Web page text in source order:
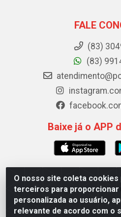
O nosso site coleta cookies
terceiros para proporcionar
personalizada ao usuário,
relevante de acordo com o
FALE
(83)
(83)
Baixe já o APP
Polybalas - Rua João Miguel
Ernesto Geisel, João Pessoa/
00.909.327/